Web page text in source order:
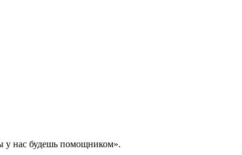
у нас будешь помощником».